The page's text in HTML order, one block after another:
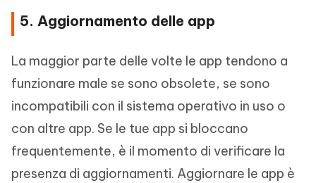
5. Aggiornamento delle app
La maggior parte delle volte le app tendono a
funzionare male se sono obsolete, se sono
incompatibili con il sistema operativo in uso o
con altre app. Se le tue app si bloccano
frequentemente, è il momento di verificare la
presenza di aggiornamenti. Aggiornare le app è